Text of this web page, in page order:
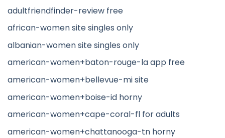
adultfriendfinder-review free
african-women site singles only
albanian-women site singles only
american-women+baton-rouge-la app free
american-women+bellevue-mi site
american-women+boise-id horny
american-women+cape-coral-fl for adults
american-women+chattanooga-tn horny